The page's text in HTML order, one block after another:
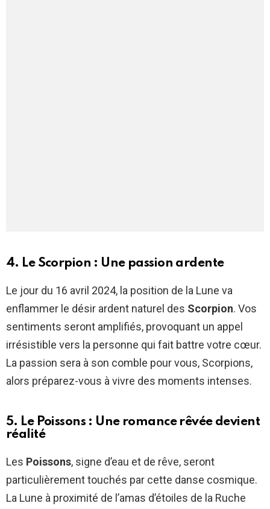
4. Le Scorpion : Une passion ardente
Le jour du 16 avril 2024, la position de la Lune va
enflammer le désir ardent naturel des Scorpion. Vos
sentiments seront amplifiés, provoquant un appel
irrésistible vers la personne qui fait battre votre cœur.
La passion sera à son comble pour vous, Scorpions,
alors préparez-vous à vivre des moments intenses.
5. Le Poissons : Une romance rêvée devient
réalité
Les Poissons, signe d’eau et de rêve, seront
particulièrement touchés par cette danse cosmique.
La Lune à proximité de l’amas d’étoiles de la Ruche